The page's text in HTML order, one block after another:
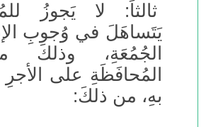
ثالثاً: لا يَجوزُ
يَتَساهَلَ في وُجوبِ
الجُمُعَةِ، وذلكَ
المُحافَظَةِ على
بهِ، من ذلكَ: